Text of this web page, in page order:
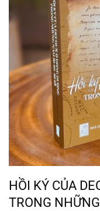
HỒI KÝ CỦA
TRONG